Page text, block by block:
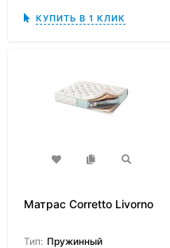
КУПИТЬ В 1 КЛИК
Матрас Corretto Livorno
Тип: Пружинный